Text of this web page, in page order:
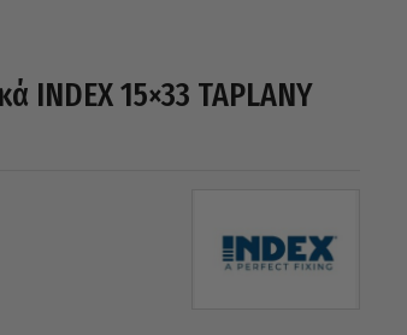
INDEX 15×33 TAPLANY